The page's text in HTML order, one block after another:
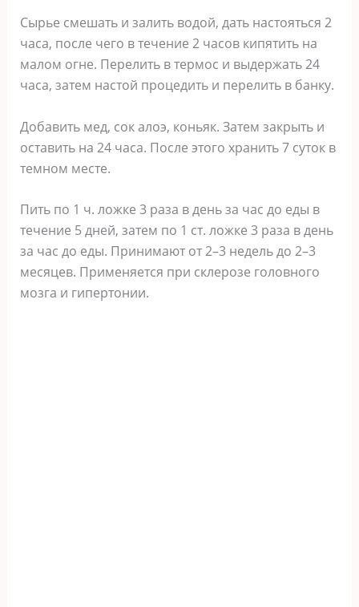
Сырье смешать и залить водой, дать настояться 2
часа, после чего в течение 2 часов кипятить на
малом огне. Перелить в термос и выдержать 24
часа, затем настой процедить и перелить в банку.
Добавить мед, сок алоэ, коньяк. Затем закрыть и
оставить на 24 часа. После этого хранить 7 суток в
темном месте.
Пить по 1 ч. ложке 3 раза в день за час до еды в
течение 5 дней, затем по 1 ст. ложке 3 раза в день
за час до еды. Принимают от 2–3 недель до 2–3
месяцев. Применяется при склерозе головного
мозга и гипертонии.